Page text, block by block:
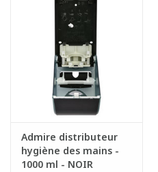
Admire distributeur
hygiène des mains -
1000 ml - NOIR